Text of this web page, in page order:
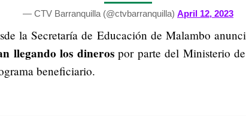
— CTV Barranquilla (@ctvbarranquilla) April 12, 2023
la Secretaría de Educación de Malambo
llegando los dinerospor parte del Ministerio
beneficiario.